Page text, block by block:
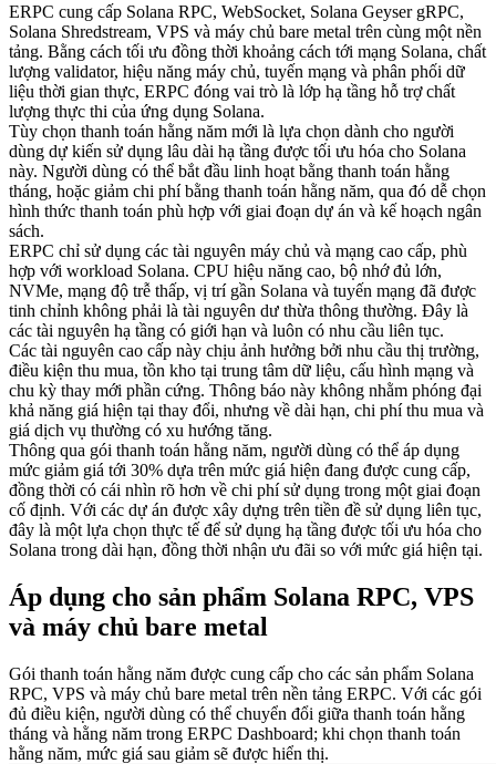
ERPC cung cấp Solana RPC, WebSocket, Solana Geyser gRPC,
Solana Shredstream, VPS và máy chủ bare metal trên cùng một nền
tảng. Bằng cách tối ưu đồng thời khoảng cách tới mạng Solana, chất
lượng validator, hiệu năng máy chủ, tuyến mạng và phân phối dữ
liệu thời gian thực, ERPC đóng vai trò là lớp hạ tầng hỗ trợ chất
lượng thực thi của ứng dụng Solana.
Tùy chọn thanh toán hằng năm mới là lựa chọn dành cho người
dùng dự kiến sử dụng lâu dài hạ tầng được tối ưu hóa cho Solana
này. Người dùng có thể bắt đầu linh hoạt bằng thanh toán hằng
tháng, hoặc giảm chi phí bằng thanh toán hằng năm, qua đó dễ chọn
hình thức thanh toán phù hợp với giai đoạn dự án và kế hoạch ngân
sách.
ERPC chỉ sử dụng các tài nguyên máy chủ và mạng cao cấp, phù
hợp với workload Solana. CPU hiệu năng cao, bộ nhớ đủ lớn,
NVMe, mạng độ trễ thấp, vị trí gần Solana và tuyến mạng đã được
tinh chỉnh không phải là tài nguyên dư thừa thông thường. Đây là
các tài nguyên hạ tầng có giới hạn và luôn có nhu cầu liên tục.
Các tài nguyên cao cấp này chịu ảnh hưởng bởi nhu cầu thị trường,
điều kiện thu mua, tồn kho tại trung tâm dữ liệu, cấu hình mạng và
chu kỳ thay mới phần cứng. Thông báo này không nhằm phóng đại
khả năng giá hiện tại thay đổi, nhưng về dài hạn, chi phí thu mua và
giá dịch vụ thường có xu hướng tăng.
Thông qua gói thanh toán hằng năm, người dùng có thể áp dụng
mức giảm giá tới 30% dựa trên mức giá hiện đang được cung cấp,
đồng thời có cái nhìn rõ hơn về chi phí sử dụng trong một giai đoạn
cố định. Với các dự án được xây dựng trên tiền đề sử dụng liên tục,
đây là một lựa chọn thực tế để sử dụng hạ tầng được tối ưu hóa cho
Solana trong dài hạn, đồng thời nhận ưu đãi so với mức giá hiện tại.
Áp dụng cho sản phẩm Solana RPC, VPS
và máy chủ bare metal
Gói thanh toán hằng năm được cung cấp cho các sản phẩm Solana
RPC, VPS và máy chủ bare metal trên nền tảng ERPC. Với các gói
đủ điều kiện, người dùng có thể chuyển đổi giữa thanh toán hằng
tháng và hằng năm trong ERPC Dashboard; khi chọn thanh toán
hằng năm, mức giá sau giảm sẽ được hiển thị.